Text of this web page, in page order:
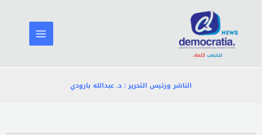
المحتوى
الناشر ورئيس التحرير : د. عبدالله بارودي